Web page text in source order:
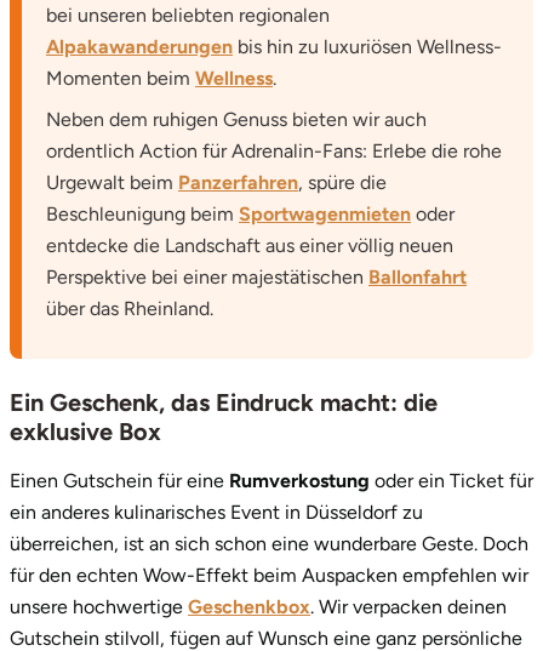
bei unseren beliebten regionalen
Alpakawanderungen bis hin zu luxuriösen Wellness-
Momenten beim Wellness.
Neben dem ruhigen Genuss bieten wir auch
ordentlich Action für Adrenalin-Fans: Erlebe die rohe
Urgewalt beim Panzerfahren, spüre die
Beschleunigung beim Sportwagenmieten oder
entdecke die Landschaft aus einer völlig neuen
Perspektive bei einer majestätischen Ballonfahrt
über das Rheinland.
Ein Geschenk, das Eindruck macht: die
exklusive Box
Einen Gutschein für eine Rumverkostung oder ein Ticket für
ein anderes kulinarisches Event in Düsseldorf zu
überreichen, ist an sich schon eine wunderbare Geste. Doch
für den echten Wow-Effekt beim Auspacken empfehlen wir
unsere hochwertige Geschenkbox. Wir verpacken deinen
Gutschein stilvoll, fügen auf Wunsch eine ganz persönliche